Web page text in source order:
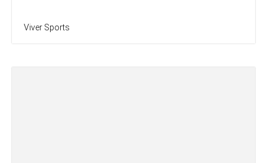
Viver Sports